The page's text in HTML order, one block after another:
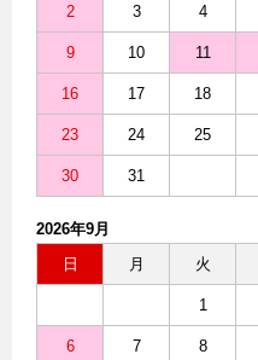
2 3 4
9 10 11
16 17 18
23 24 25
30 31
2026年9月
日
月 火
1
6 7 8